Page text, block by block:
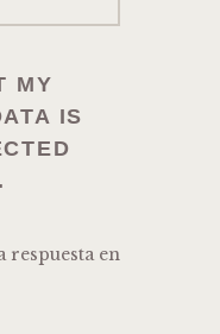
MY
IS
en